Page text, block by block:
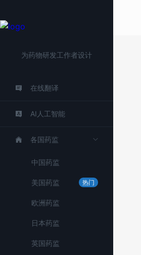
为药物研发工作者设计
在线翻译
AI人工智能
各国药监
中国药监
美国药监 热门
欧洲药监
日本药监
英国药监